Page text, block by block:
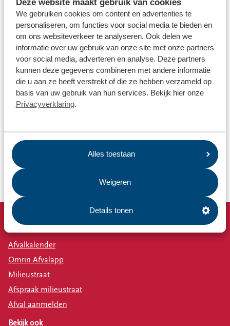
Deze website maakt gebruik van cookies
We gebruiken cookies om content en advertenties te
personaliseren, om functies voor social media te bieden en
om ons websiteverkeer te analyseren. Ook delen we
informatie over uw gebruik van onze site met onze partners
voor social media, adverteren en analyse. Deze partners
kunnen deze gegevens combineren met andere informatie
die u aan ze heeft verstrekt of die ze hebben verzameld op
basis van uw gebruik van hun services. Bekijk hier onze
Privacyverklaring.
Alles toestaan
Weigeren
Details tonen
Afvalkalender
Omrin Afvalapp
Milieustraat
Afspraak milieustraat
Afval aanmelden
Bekijk ook